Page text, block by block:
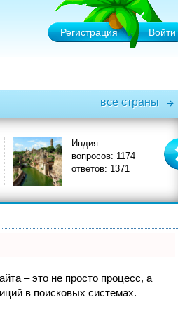
Регистрация Войти
все страны
Индия
вопросов: 1174
ответов: 1371
– это не просто процесс, а
в поисковых системах.